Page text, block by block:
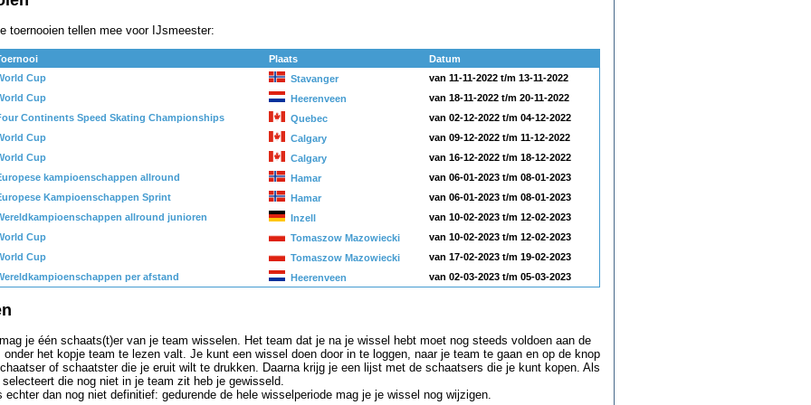
toernooien tellen mee voor IJsmeester:
Plaats
Datum
Cup
Stavanger
van 11-11-2022 t/m 13-11-2022
Cup
Heerenveen
van 18-11-2022 t/m 20-11-2022
Continents Speed Skating Championships
Quebec
van 02-12-2022 t/m 04-12-2022
Cup
Calgary
van 09-12-2022 t/m 11-12-2022
Cup
Calgary
van 16-12-2022 t/m 18-12-2022
kampioenschappen allround
Hamar
van 06-01-2023 t/m 08-01-2023
Kampioenschappen Sprint
Hamar
van 06-01-2023 t/m 08-01-2023
allround junioren
Inzell
van 10-02-2023 t/m 12-02-2023
Cup
Tomaszow Mazowiecki
van 10-02-2023 t/m 12-02-2023
Cup
Tomaszow Mazowiecki
van 17-02-2023 t/m 19-02-2023
per afstand
Heerenveen van 02-03-2023 t/m 05-03-2023
je één schaats(t)er van je team wisselen. Het team dat je na je wissel hebt moet nog steeds voldoen aan de
onder het kopje team te lezen valt. Je kunt een wissel doen door in te loggen, naar je team te gaan en op de knop
of schaatster die je eruit wilt te drukken. Daarna krijg je een lijst met de schaatsers die je kunt kopen. Als
die nog niet in je team zit heb je gewisseld.
echter dan nog niet definitief: gedurende de hele wisselperiode mag je je wissel nog wijzigen.